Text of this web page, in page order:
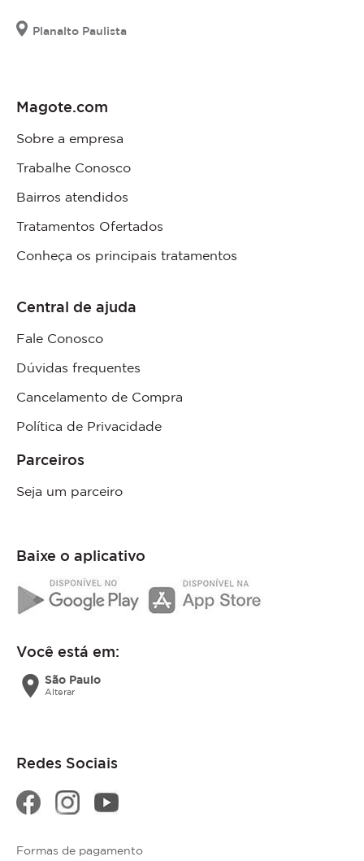
Planalto Paulista
Magote.com
Sobre a empresa
Trabalhe Conosco
Bairros atendidos
Tratamentos Ofertados
Conheça os principais tratamentos
Central de ajuda
Fale Conosco
Dúvidas frequentes
Cancelamento de Compra
Política de Privacidade
Parceiros
Seja um parceiro
Baixe o aplicativo
Você está em:
location_on São Paulo
Alterar
Redes Sociais
Formas de pagamento